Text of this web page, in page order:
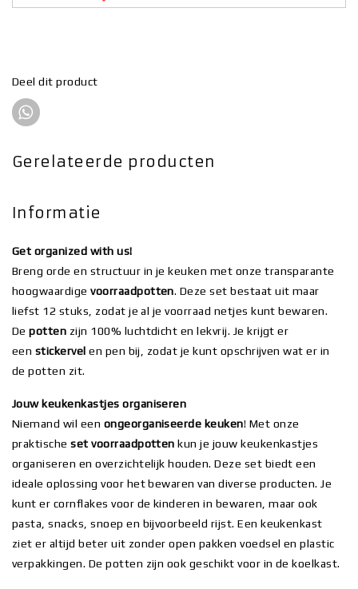
Deel dit product
Gerelateerde producten
Informatie
Get organized with us!
Breng orde en structuur in je keuken met onze transparante
hoogwaardigevoorraadpotten. Deze set bestaat uit maar
liefst 12 stuks, zodat je al je voorraad netjes kunt bewaren.
Depotten zijn 100% luchtdicht en lekvrij. Je krijgt er
een stickervelen pen bij, zodat je kunt opschrijven wat er in
de potten zit.
Jouw keukenkastjes organiseren
Niemand wil een ongeorganiseerde keuken! Met onze
praktischeset voorraadpotten kun je jouw keukenkastjes
organiseren en overzichtelijk houden. Deze set biedt een
ideale oplossing voor het bewaren van diverse producten. Je
kunt er cornflakes voor de kinderen in bewaren, maar ook
pasta, snacks, snoep en bijvoorbeeld rijst. Een keukenkast
ziet er altijd beter uit zonder open pakken voedsel en plastic
verpakkingen. De potten zijn ook geschikt voor in de koelkast.